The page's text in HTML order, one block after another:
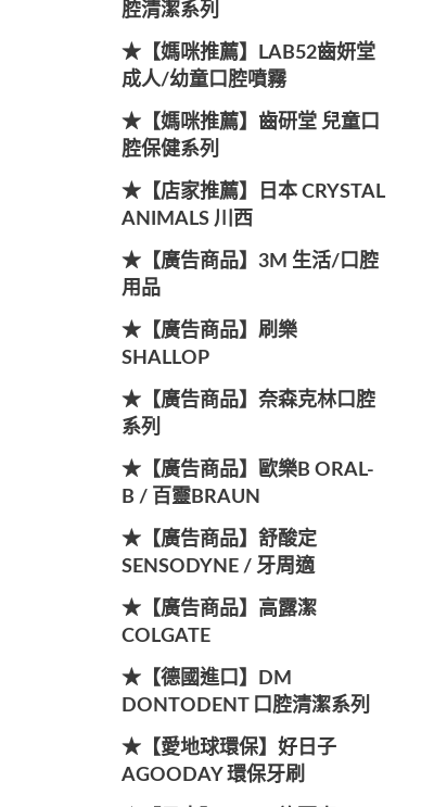
腔清潔系列
★【媽咪推薦】LAB52齒妍堂
成人/幼童口腔噴霧
★【媽咪推薦】齒研堂 兒童口
腔保健系列
★【店家推薦】日本 CRYSTAL
ANIMALS 川西
★【廣告商品】3M 生活/口腔
用品
★【廣告商品】刷樂
SHALLOP
★【廣告商品】奈森克林口腔
系列
★【廣告商品】歐樂B ORAL-
B / 百靈BRAUN
★【廣告商品】舒酸定
SENSODYNE / 牙周適
★【廣告商品】高露潔
COLGATE
★【德國進口】DM
DONTODENT 口腔清潔系列
★【愛地球環保】好日子
AGOODAY 環保牙刷